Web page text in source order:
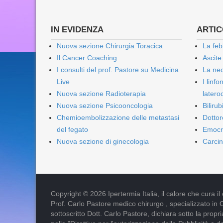
IN EVIDENZA
Nuova sezione Chirurgia Toracica
Il Cancer Coaching
I consulti del prof. Pastore su Medicina
Live
Nuova sezione Radioterapia
Nuova sezione Psicooncologia
Chemioembolizzazione delle metastasi
del fegato
Nuova sezione di ginecologia
La
La
I
Copyright © 2026 Ipertermia Italia, il calore che cura il
Prof. Carlo Pastore medico chirurgo , specializzato
sottoscritto Dott. Carlo Pastore, dichiara sotto la